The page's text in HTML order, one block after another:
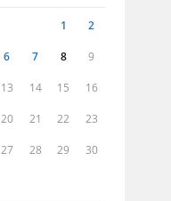
1 2
6 7 8 9
13 14 15 16
20 21 22 23
27 28 29 30